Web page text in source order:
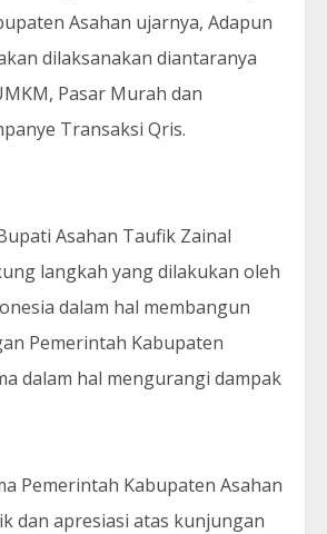
Asahan ujarnya, Adapun
dilaksanakan diantaranya
Pasar Murah dan
Transaksi Qris.
Asahan Taufik Zainal
langkah yang dilakukan oleh
dalam hal membangun
Pemerintah Kabupaten
dalam hal mengurangi dampak
Pemerintah Kabupaten Asahan
dan apresiasi atas kunjungan